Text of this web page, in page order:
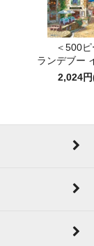
＜500
ランデブー
2,024